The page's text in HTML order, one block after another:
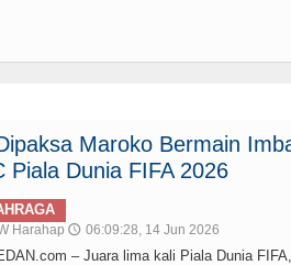
Maroko Bermain
Piala Dunia FIFA 2026
Harahap 🕔 06:09:28, 14 Jun 2026
– Juara lima kali Piala Dunia